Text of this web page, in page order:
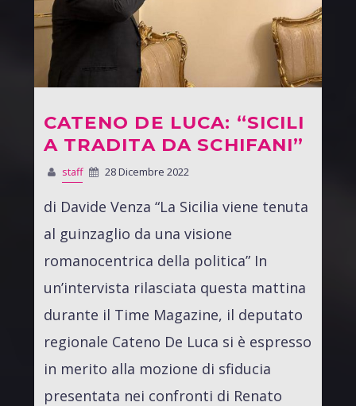
CATENO DE LUCA: “SICILI
A TRADITA DA SCHIFANI”
staff 28 Dicembre 2022
di Davide Venza “La Sicilia viene tenuta
al guinzaglio da una visione
romanocentrica della politica” In
un’intervista rilasciata questa mattina
durante il Time Magazine, il deputato
regionale Cateno De Luca si è espresso
in merito alla mozione di sfiducia
presentata nei confronti di Renato